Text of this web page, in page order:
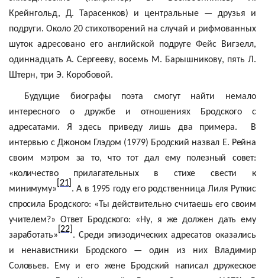
Крейнгольд, Д. Тарасенков) и центральные — друзья и
подруги. Около 20 стихотворений на случай и рифмованных
шуток адресовано его английской подруге Фейс Вигзелл,
одиннадцать А. Сергееву, восемь М. Барышникову, пять Л.
Штерн, три Э. Коробовой.
Будущие биографы поэта смогут найти немало
интересного о дружбе и отношениях Бродского с
адресатами. Я здесь приведу лишь два примера.
В
интервью с Джоном Глэдом (1979) Бродский назвал Е. Рейна
своим мэтром за то, что тот дал ему полезный совет:
«количество прилагательных в стихе свести к
минимуму»
[21]
. А в 1995 году его родственница Лиля Руткис
спросила Бродского: «Ты действительно считаешь его своим
учителем?» Ответ Бродского: «Ну, я же должен дать ему
заработать»
[22]
. Среди эпизодических адресатов оказались
и ненавистники Бродского — один из них Владимир
Соловьев. Ему и его жене Бродский написал дружеское